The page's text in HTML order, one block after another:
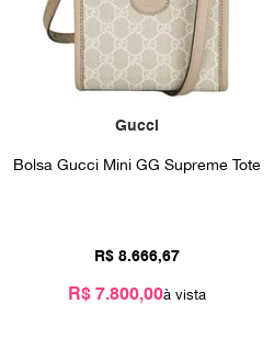
Gucci
Bolsa Gucci Mini GG Supreme Tote
R$ 8.666,67
R$ 7.800,00